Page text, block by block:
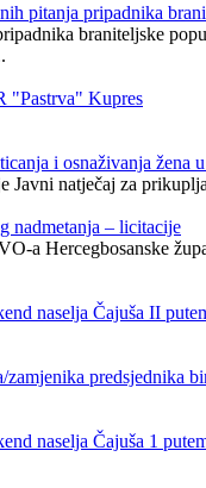
pitanja pripadnika
braniteljske
"Pastrva" Kupres
i osnaživanja žena
natječaj za
nadmetanja – licitacije
a Hercegbosanske
naselja Čajuša II
naselja Čajuša 1